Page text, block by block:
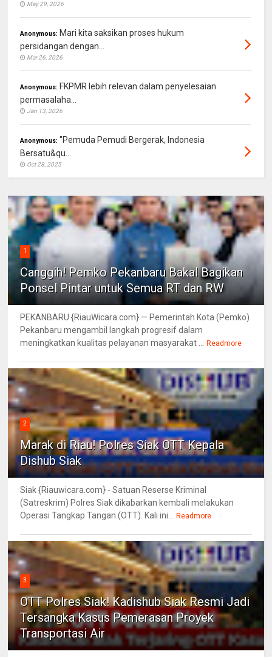
May 29, 2026
Anonymous: Mari kita saksikan proses hukum
persidangan dengan...
Mar 26, 2026
Anonymous: FKPMR lebih relevan dalam penyelesaian
permasalaha...
Jan 13, 2026
Anonymous: "Pemuda Pemudi Bergerak, Indonesia
Bersatu&qu...
Oct 28, 2025
1
Canggih! Pemko Pekanbaru Bakal Bagikan
Ponsel Pintar untuk Semua RT dan RW
PEKANBARU {RiauWicara.com} — Pemerintah Kota (Pemko)
Pekanbaru mengambil langkah progresif dalam
meningkatkan kualitas pelayanan masyarakat ... Readmore
2
Marak di Riau! Polres Siak OTT Kepala
Dishub Siak
Siak {Riauwicara.com} - Satuan Reserse Kriminal
(Satreskrim) Polres Siak dikabarkan kembali melakukan
Operasi Tangkap Tangan (OTT). Kali ini... Readmore
3
OTT Polres Siak! Kadishub Siak Resmi Jadi
Tersangka Kasus Pemerasan Proyek
Transportasi Air